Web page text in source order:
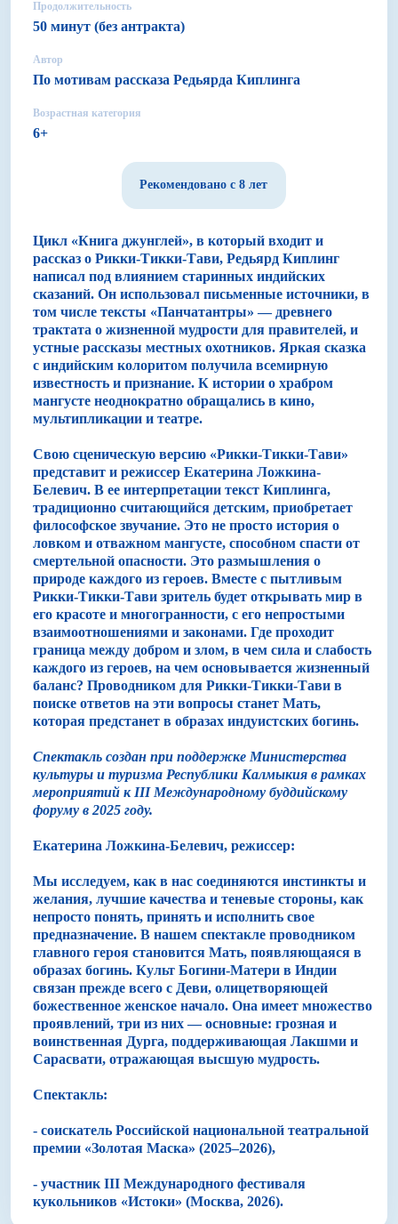
Цикл «Книга джунглей», в который входит и
рассказ о Рикки-Тикки-Тави, Редьярд Киплинг
написал под влиянием старинных индийских
сказаний. Он использовал письменные источники, в
том числе тексты «Панчатантры» — древнего
трактата о жизненной мудрости для правителей, и
устные рассказы местных охотников. Яркая сказка
с индийским колоритом получила всемирную
известность и признание. К истории о храбром
мангусте неоднократно обращались в кино,
мультипликации и театре.
Свою сценическую версию «Рикки-Тикки-Тави»
представит и режиссер Екатерина Ложкина-
Белевич. В ее интерпретации текст Киплинга,
традиционно считающийся детским, приобретает
философское звучание. Это не просто история о
ловком и отважном мангусте, способном спасти от
смертельной опасности. Это размышления о
природе каждого из героев. Вместе с пытливым
Рикки-Тикки-Тави зритель будет открывать мир в
его красоте и многогранности, с его непростыми
взаимоотношениями и законами. Где проходит
граница между добром и злом, в чем сила и слабость
каждого из героев, на чем основывается жизненный
баланс? Проводником для Рикки-Тикки-Тави в
поиске ответов на эти вопросы станет Мать,
которая предстанет в образах индуистских богинь.
Спектакль создан при поддержке Министерства
культуры и туризма Республики Калмыкия в рамках
мероприятий к III Международному буддийскому
форуму в 2025 году.
Екатерина Ложкина-Белевич, режиссер:
Мы исследуем, как в нас соединяются инстинкты и
желания, лучшие качества и теневые стороны, как
непросто понять, принять и исполнить свое
предназначение. В нашем спектакле проводником
главного героя становится Мать, появляющаяся в
образах богинь. Культ Богини-Матери в Индии
связан прежде всего с Деви, олицетворяющей
божественное женское начало. Она имеет множество
проявлений, три из них — основные: грозная и
воинственная Дурга, поддерживающая Лакшми и
Сарасвати, отражающая высшую мудрость.
Спектакль:
- соискатель Российской национальной театральной
премии «Золотая Маска» (2025–2026),
- участник III Международного фестиваля
кукольников «Истоки» (Москва, 2026).
Продолжительность
50 минут (без антракта)
Автор
По мотивам рассказа Редьярда Киплинга
Возрастная категория
6+
Рекомендовано с 8 лет